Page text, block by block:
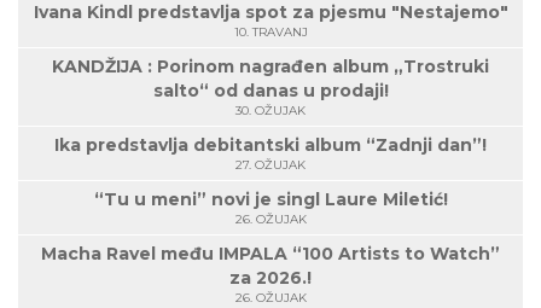
Ivana Kindl predstavlja spot za pjesmu "Nestajemo"
10. TRAVANJ
KANDŽIJA : Porinom nagrađen album „Trostruki
salto“ od danas u prodaji!
30. OŽUJAK
Ika predstavlja debitantski album “Zadnji dan”!
27. OŽUJAK
“Tu u meni” novi je singl Laure Miletić!
26. OŽUJAK
Macha Ravel među IMPALA “100 Artists to Watch”
za 2026.!
26. OŽUJAK